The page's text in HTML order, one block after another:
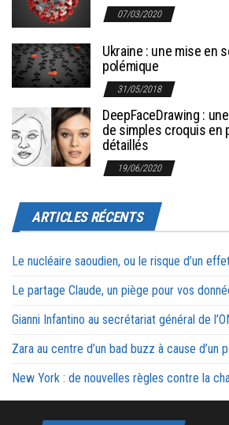
07/03/2020
Ukraine : une mise en
polémique
31/05/2018
DeepFaceDrawing :
de simples croquis en
détaillés
19/06/2020
ARTICLES RÉCENTS
Le nucléaire saoudien, ou le risque d’un
Le partage Claude, un piège pour vos
Gianni Infantino au secrétariat général de
Zara au centre d’un bad buzz à cause d’un
New York : de nouvelles règles contre la